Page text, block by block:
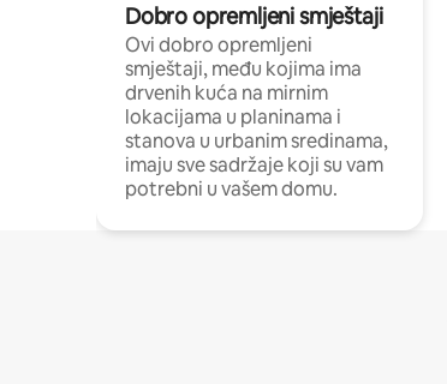
Dobro opremljeni smještaji
Ovi dobro opremljeni
smještaji, među kojima ima
drvenih kuća na mirnim
lokacijama u planinama i
stanova u urbanim sredinama,
imaju sve sadržaje koji su vam
potrebni u vašem domu.